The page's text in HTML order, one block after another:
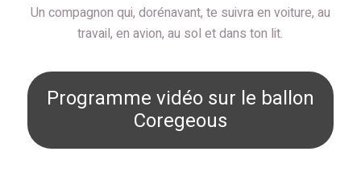
Un compagnon qui, dorénavant, te suivra en voiture, au
travail, en avion, au sol et dans ton lit.
Programme vidéo sur le ballon
Coregeous